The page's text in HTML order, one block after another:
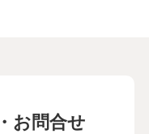
お問合せ